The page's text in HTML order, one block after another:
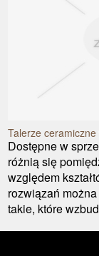
Talerze
Dostępne w
różnią się
względem
rozwiązań
takie, które